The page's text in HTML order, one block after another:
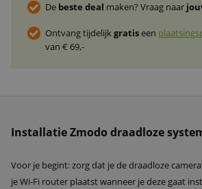
De beste deal maken? Vraag naar
Ontvang tijdelijkgratiseen
van € 69,-
Installatie Zmodo draadloze
Voor je begint: zorg dat je de draadloze
je Wi-Fi router plaatst wanneer je deze gaat